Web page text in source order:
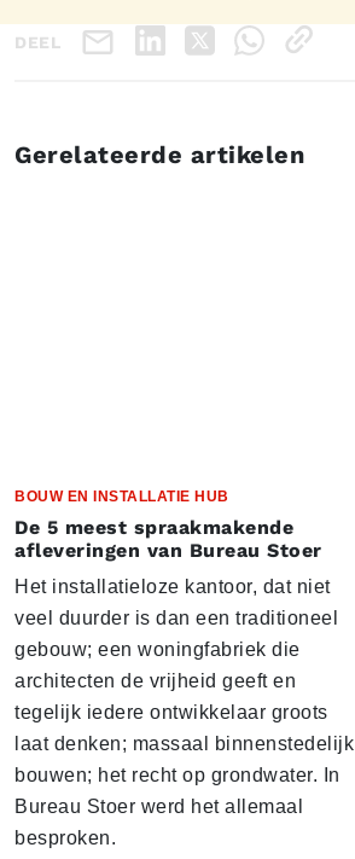
DEEL
Gerelateerde artikelen
BOUW EN INSTALLATIE HUB
De 5 meest spraakmakende
afleveringen van Bureau Stoer
Het installatieloze kantoor, dat niet
veel duurder is dan een traditioneel
gebouw; een woningfabriek die
architecten de vrijheid geeft en
tegelijk iedere ontwikkelaar groots
laat denken; massaal binnenstedelijk
bouwen; het recht op grondwater. In
Bureau Stoer werd het allemaal
besproken.